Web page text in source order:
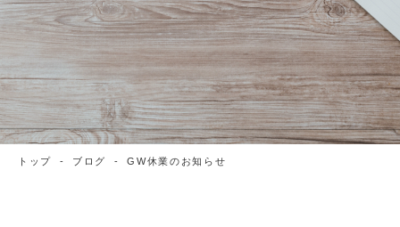
トップ - ブログ - GW休業のお知らせ